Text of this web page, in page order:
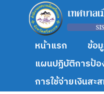
หน้าแรก ข้อ
แผนปฏิบัติการป้
การใช้จ่ายเงินสะ